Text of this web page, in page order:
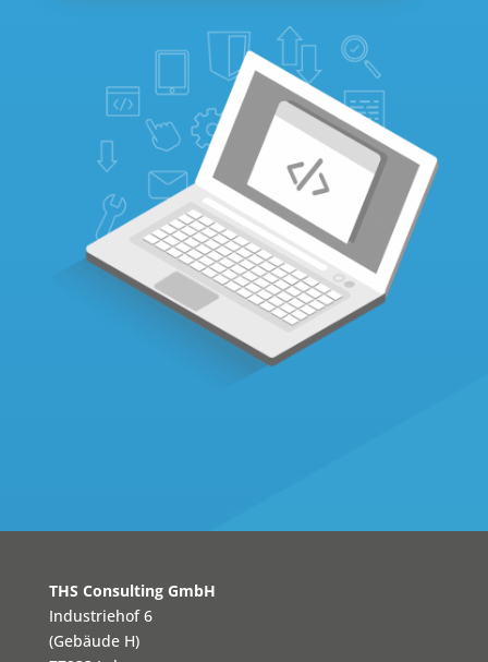
THS Consulting GmbH
Industriehof 6
(Gebäude H)